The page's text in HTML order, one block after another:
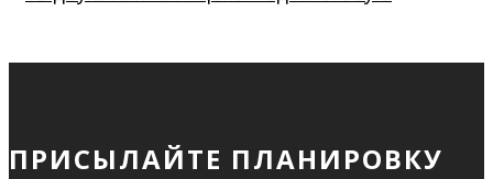
ПРИСЫЛАЙТЕ ПЛАНИРОВКУ